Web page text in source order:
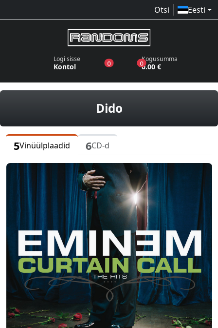
Otsi Eesti
Logi sisse
Kontol 0toodet sooviloendis
0toodet ostukorvis
Kogusumma
0.00 €
Didovinüülplaadid,
5Vinüülplaadid 6CD-d